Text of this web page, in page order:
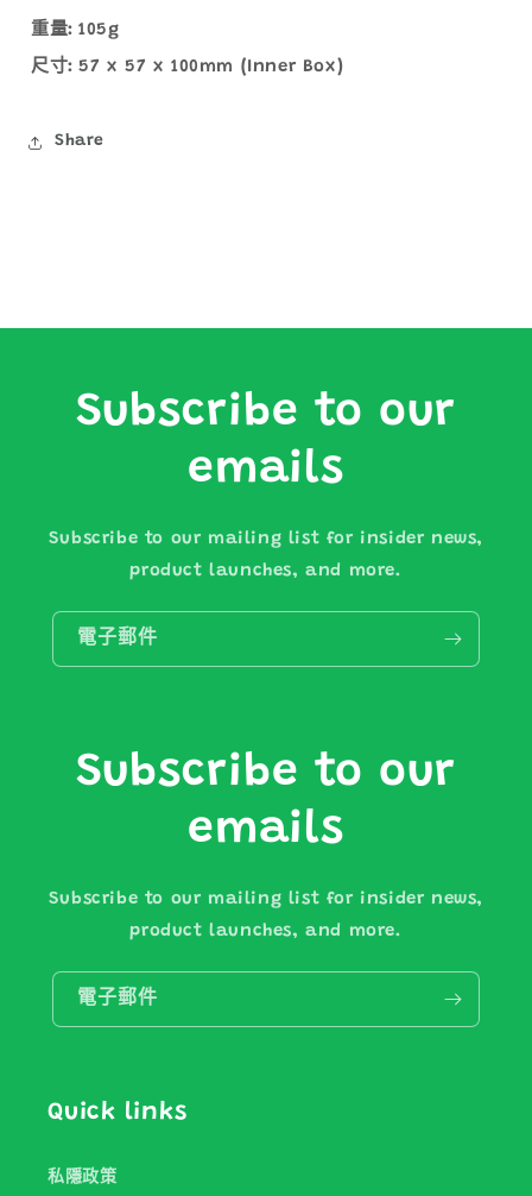
重量: 105g
尺寸: 57 x 57 x 100mm (Inner Box)
Share
Subscribe to our
emails
Subscribe to our mailing list for insider news,
product launches, and more.
電子郵件
Subscribe to our
emails
Subscribe to our mailing list for insider news,
product launches, and more.
電子郵件
Quick links
私隱政策